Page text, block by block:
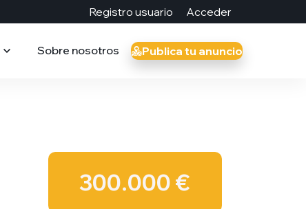
Registro usuario Acceder
Sobre nosotros Publica tu anuncio
300.000 €